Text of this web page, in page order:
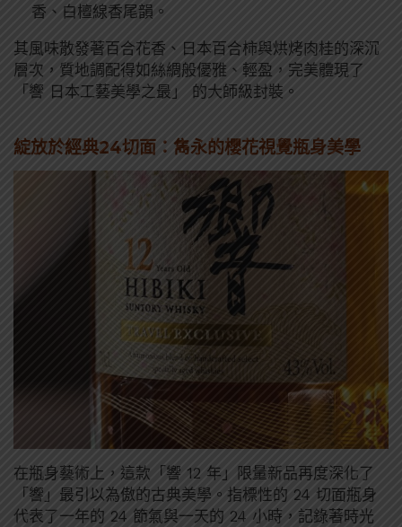
香、白檀線香尾韻。
其風味散發著百合花香、日本百合柿與烘烤肉桂的深沉
層次，質地調配得如絲綢般優雅、輕盈，完美體現了
「響 日本工藝美學之最」 的大師級封裝。
綻放於經典24切面：雋永的櫻花視覺瓶身美學
在瓶身藝術上，這款「響 12 年」限量新品再度深化了
「響」最引以為傲的古典美學。指標性的 24 切面瓶身
代表了一年的 24 節氣與一天的 24 小時，記錄著時光